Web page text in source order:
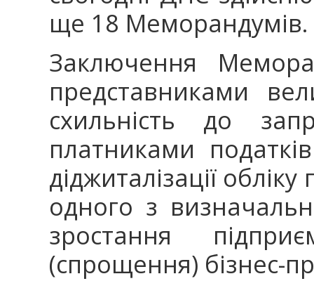
ще 18 Меморандумів.
Заключення
представниками
схильність до
платниками
діджиталізації
одного з
зростання
(спрощення) бізнес-